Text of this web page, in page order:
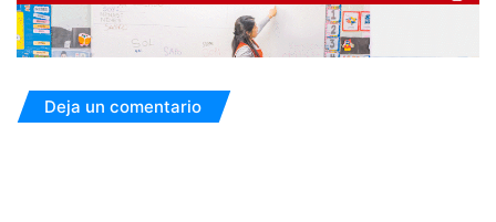
Deja un comentario